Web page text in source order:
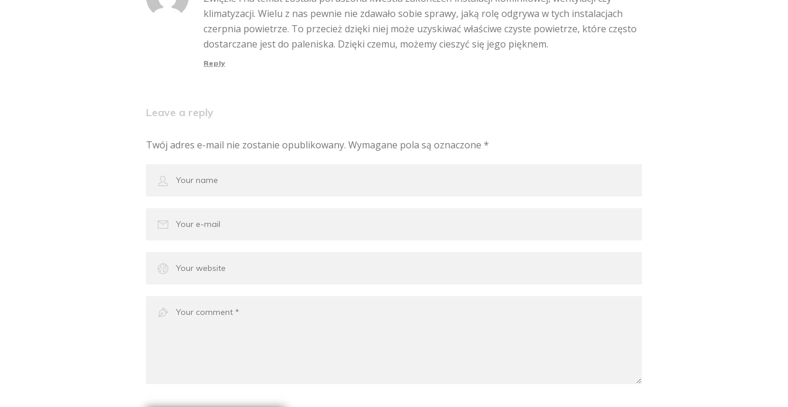
klimatyzacji. Wielu z nas pewnie nie zdawało sobie sprawy, jaką rolę odgrywa w tych instalacjach
czerpnia powietrze. To przecież dzięki niej może uzyskiwać właściwe czyste powietrze, które często
dostarczane jest do paleniska. Dzięki czemu, możemy cieszyć się jego pięknem.
Reply
Leave a reply
Twój adres e-mail nie zostanie opublikowany. Wymagane pola są oznaczone *